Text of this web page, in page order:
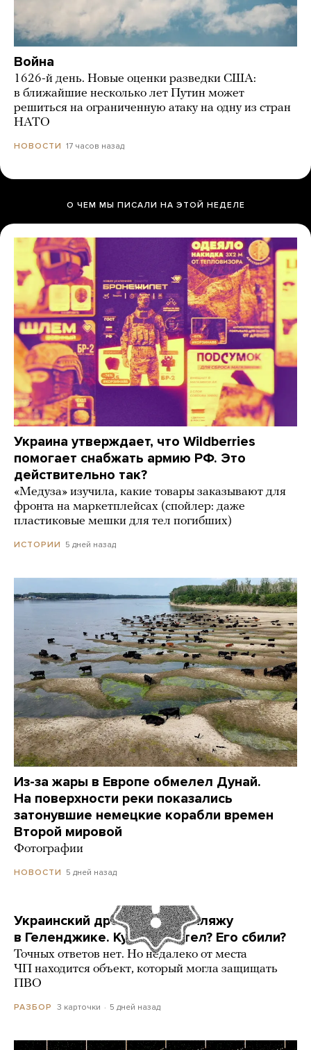
Война
1626-й день. Новые оценки разведки США:
в ближайшие несколько лет Путин может
решиться на ограниченную атаку на одну из стран
НАТО
НОВОСТИ 17 часов назад
О ЧЕМ МЫ ПИСАЛИ НА ЭТОЙ НЕДЕЛЕ
Украина утверждает, что Wildberries
помогает снабжать армию РФ. Это
действительно так?
«Медуза» изучила, какие товары заказывают для
фронта на маркетплейсах (спойлер: даже
пластиковые мешки для тел погибших)
ИСТОРИИ 5 дней назад
Из-за жары в Европе обмелел Дунай.
На поверхности реки показались
затонувшие немецкие корабли времен
Второй мировой
Фотографии
НОВОСТИ 5 дней назад
Украинский дрон попал по пляжу
в Геленджике. Куда он летел? Его сбили?
Точных ответов нет. Но недалеко от места
ЧП находится объект, который могла защищать
ПВО
РАЗБОР 3 карточки 5 дней назад